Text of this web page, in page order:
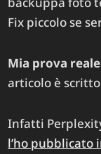
Fix piccolo se
Mia prova
articolo è
Infatti
l’ho pubblicato